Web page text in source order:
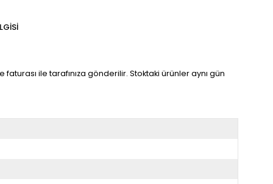
ile tarafınıza gönderilir. Stoktaki ürünler aynı gün